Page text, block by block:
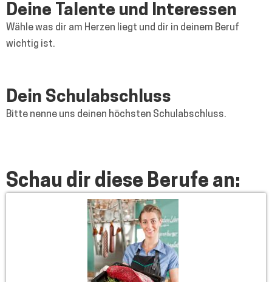
Deine Talente und Interessen
Wähle was dir am Herzen liegt und dir in deinem Beruf
wichtig ist.
Dein Schulabschluss
Bitte nenne uns deinen höchsten Schulabschluss.
Schau dir diese Berufe an: